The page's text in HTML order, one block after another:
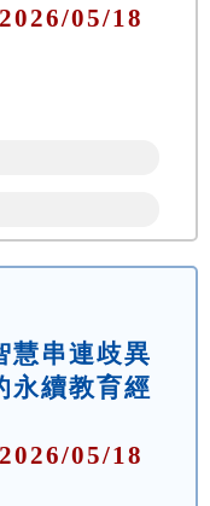
05/18
慧串連歧異
永續教育經
05/18